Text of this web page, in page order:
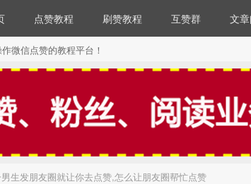
点赞教程 刷赞教程 互赞群 文
微信点赞的教程平台！
生发朋友圈就让你去点赞,怎么让朋友圈帮忙点赞